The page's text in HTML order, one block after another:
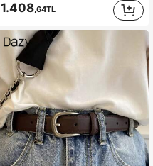
1.408,64TL